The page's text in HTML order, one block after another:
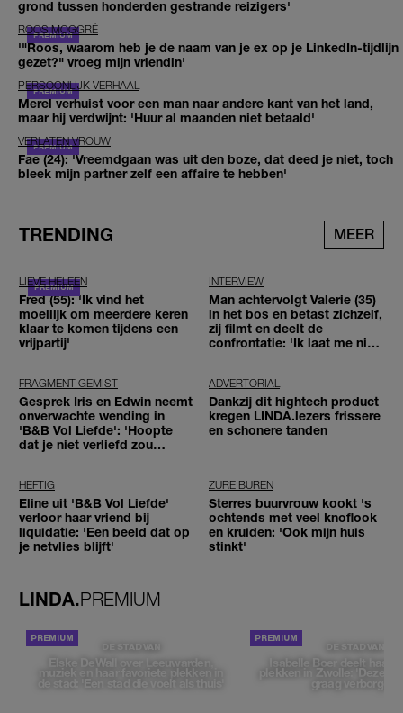
grond tussen honderden gestrande reizigers'
ROOS MOGGRÉ
'"Roos, waarom heb je de naam van je ex op je LinkedIn-tijdlijn
gezet?" vroeg mijn vriendin'
PERSOONLIJK VERHAAL
Merel verhuist voor een man naar andere kant van het land,
maar hij verdwijnt: 'Huur al maanden niet betaald'
VERLATEN VROUW
Fae (24): 'Vreemdgaan was uit den boze, dat deed je niet, toch
bleek mijn partner zelf een affaire te hebben'
TRENDING MEER
LIEVE HELEEN
Fred (55): 'Ik vind het
moeilijk om meerdere keren
klaar te komen tijdens een
vrijpartij'
INTERVIEW
Man achtervolgt Valerie (35)
in het bos en betast zichzelf,
zij filmt en deelt de
confrontatie: 'Ik laat me niet
FRAGMENT GEMIST
Gesprek Iris en Edwin neemt
onverwachte wending in
'B&B Vol Liefde': 'Hoopte
dat je niet verliefd zou
ADVERTORIAL
Dankzij dit hightech product
kregen LINDA.lezers frissere
en schonere tanden
HEFTIG
Eline uit 'B&B Vol Liefde'
verloor haar vriend bij
liquidatie: 'Een beeld dat op
je netvlies blijft'
ZURE BUREN
Sterres buurvrouw kookt 's
ochtends met veel knoflook
en kruiden: 'Ook mijn huis
stinkt'
LINDA.PREMIUM
DE STAD VAN
Elske DeWall over Leeuwarden,
muziek en haar favoriete plekken in
de stad: 'Een stad die voelt als thuis'
DE STAD VAN
Isabelle Boer deelt haar
plekken in Zwolle: 'Deze
graag verborgen'